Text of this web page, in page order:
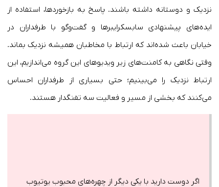
نزدیک و دوستانه داشته باشند. پاسخ به بازخوردها، استفاده از
ایده‌های پیشنهادی سابسکرایبرها و گفت‌وگو با طرفداران در
خیابان باعث شده‌اند که ارتباط با مخاطبان همیشه نزدیک بماند.
وقتی نگاهی به کامنت‌های زیر ویدیوهای این گروه می‌اندازیم، این
ارتباط نزدیک را می‌بینیم؛ حتی بسیاری از طرفداران احساس
می‌کنند که بخشی از مسیر و فعالیت سه تفنگدار هستند.
اگر دوست دارید با یکی دیگر از چهره‌های محبوب یوتیوب